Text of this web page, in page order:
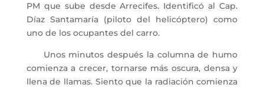
PM que sube desde Arrecifes. Identificó al Cap.
Díaz Santamaría (piloto del helicóptero) como
uno de los ocupantes del carro.
Unos minutos después la columna de humo
comienza a crecer, tornarse más oscura, densa y
llena de llamas. Siento que la radiación comienza